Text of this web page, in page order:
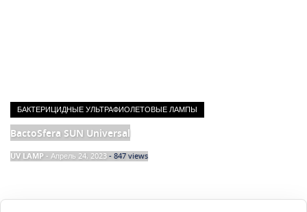
БАКТЕРИЦИДНЫЕ УЛЬТРАФИОЛЕТОВЫЕ ЛАМПЫ
BactoSfera SUN Universal
UV LAMP- Апрель 24, 2023- 847 views